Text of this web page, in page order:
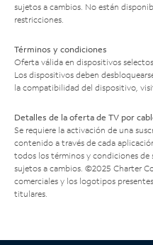
sujetos a cambios. No están
restricciones.
Términos y condiciones
Oferta válida en dispositivos
Los dispositivos deben
la compatibilidad del dispositivo,
Detalles de la oferta de TV por
Se requiere la activación de una
contenido a través de cada
todos los términos y condiciones de
sujetos a cambios. ©2025 Charter
comerciales y los logotipos
titulares.